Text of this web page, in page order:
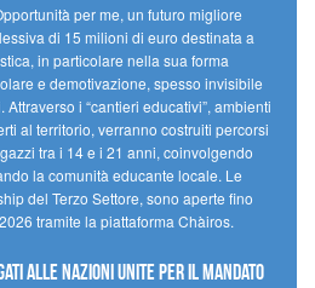
per me, un futuro migliore
di 15 milioni di euro destinata a
in particolare nella sua forma
e demotivazione, spesso invisibile
i “cantieri educativi”, ambienti
al territorio, verranno costruiti percorsi
tra i 14 e i 21 anni, coinvolgendo
la comunità educante locale. Le
del Terzo Settore, sono aperte fino
tramite la piattaforma Chàiros.
alle Nazioni Unite per il mandato